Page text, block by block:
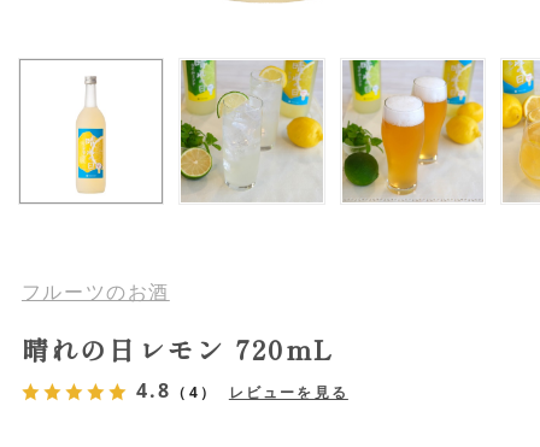
フルーツのお酒
晴れの日レモン 720mL
4.8 （4） レビューを見る